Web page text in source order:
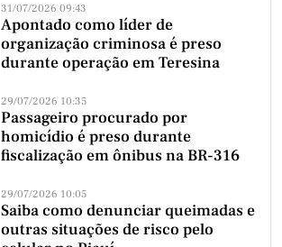
31/07/2026 09:43
Apontado como líder de
organização criminosa é preso
durante operação em Teresina
29/07/2026 10:35
Passageiro procurado por
homicídio é preso durante
fiscalização em ônibus na BR-316
29/07/2026 10:05
Saiba como denunciar queimadas e
outras situações de risco pelo